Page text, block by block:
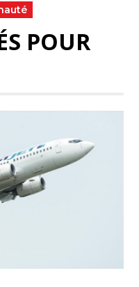
POUR